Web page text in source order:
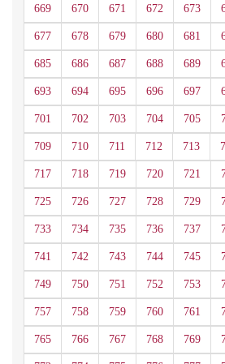
669 670 671 672 673
677 678 679 680 681
685 686 687 688 689
693 694 695 696 697
701 702 703 704 705
709 710 711 712 713
717 718 719 720 721
725 726 727 728 729
733 734 735 736 737
741 742 743 744 745
749 750 751 752 753
757 758 759 760 761
765 766 767 768 769